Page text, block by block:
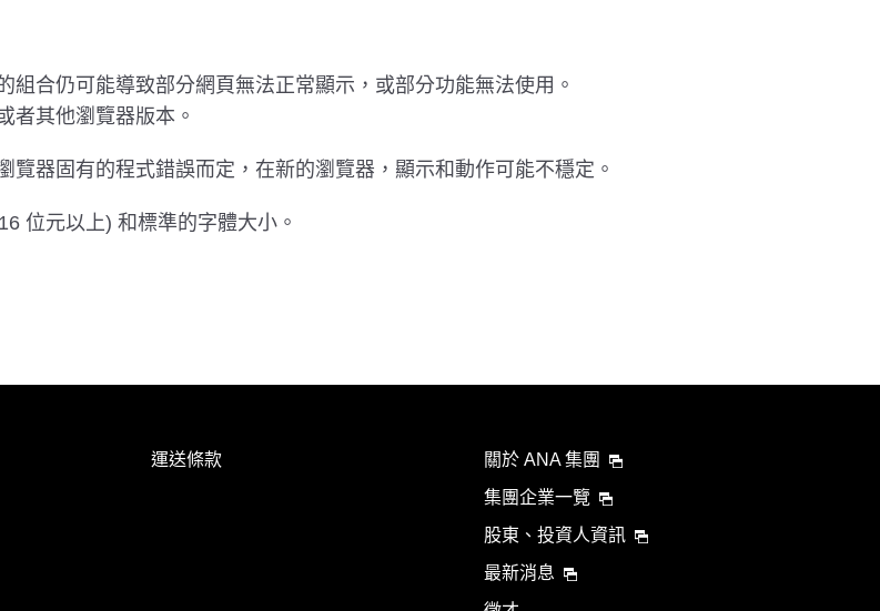
合仍可能導致部分網頁無法正常顯示，或部分功能無法使用。
者其他瀏覽器版本。
器固有的程式錯誤而定，在新的瀏覽器，顯示和動作可能不穩定。
位元以上) 和標準的字體大小。
運送條款
關於 ANA 集團
集團企業一覽
股東、投資人資訊
最新消息